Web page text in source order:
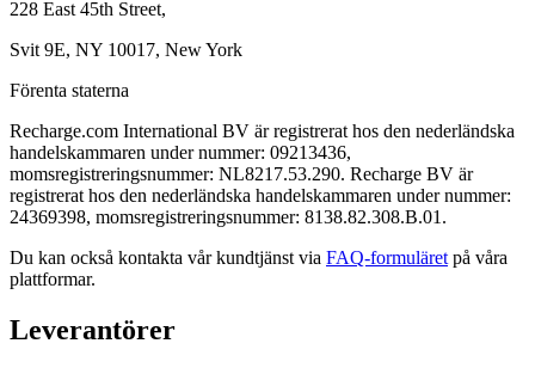
228 East 45th Street,
Svit 9E, NY 10017, New York
Förenta staterna
Recharge.com International BV är registrerat hos den nederländska
handelskammaren under nummer: 09213436,
momsregistreringsnummer: NL8217.53.290. Recharge BV är
registrerat hos den nederländska handelskammaren under nummer:
24369398, momsregistreringsnummer: 8138.82.308.B.01.
Du kan också kontakta vår kundtjänst via FAQ-formuläret på våra
plattformar.
Leverantörer